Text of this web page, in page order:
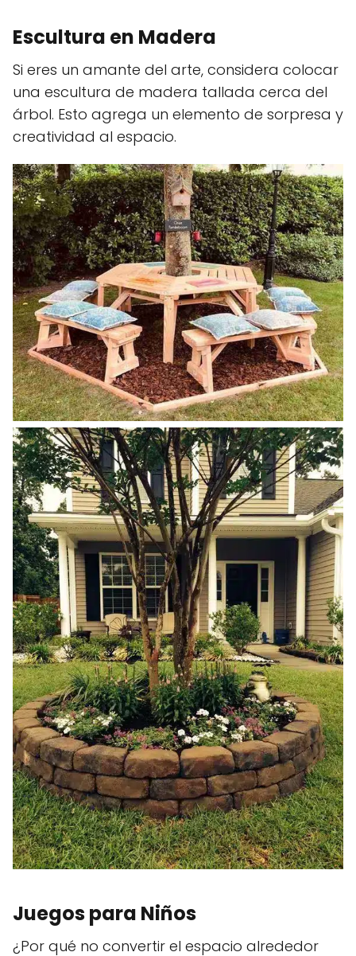
Escultura en Madera
Si eres un amante del arte, considera colocar
una escultura de madera tallada cerca del
árbol. Esto agrega un elemento de sorpresa y
creatividad al espacio.
Juegos para Niños
¿Por qué no convertir el espacio alrededor